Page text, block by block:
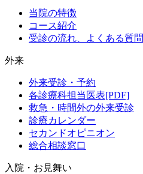
当院の特徴
コース紹介
受診の流れ、よくある質問
外来
外来受診・予約
各診療科担当医表[PDF]
救急・時間外の外来受診
診療カレンダー
セカンドオピニオン
総合相談窓口
入院・お見舞い